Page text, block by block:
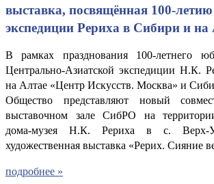
выставка, посвящённая 100-
экспедиции Рериха в Сибири и на
В рамках празднования 100-летнего
Центрально-Азиатской экспедиции Н.К.
на Алтае «Центр Искусств. Москва» и
Общество представляют новый
выставочном зале СибРО на
дома-музея Н.К. Рериха в с. Верх-
художественная выставка «Рерих. Сияние
подробнее »